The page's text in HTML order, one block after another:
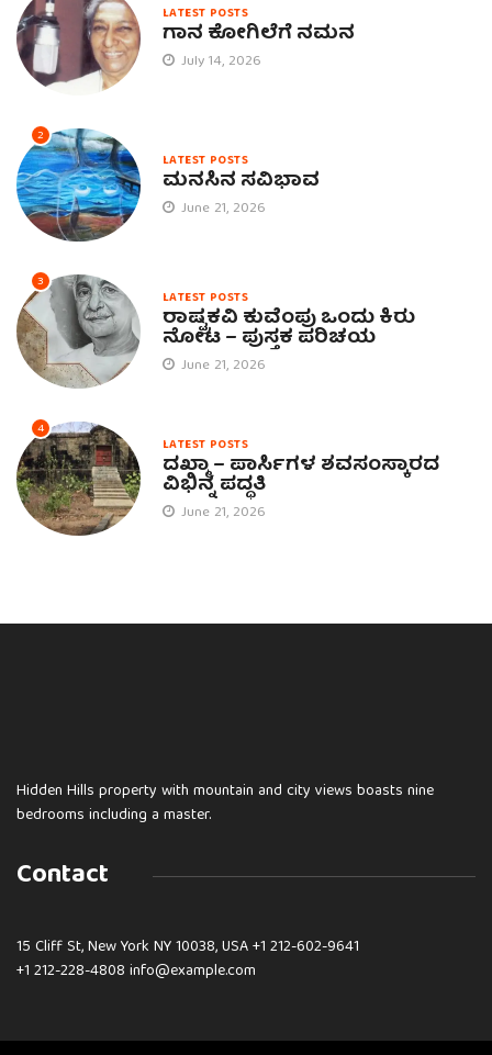
LATEST POSTS
ಗಾನ ಕೋಗಿಲೆಗೆ ನಮನ
July 14, 2026
2
LATEST POSTS
ಮನಸಿನ ಸವಿಭಾವ
June 21, 2026
3
LATEST POSTS
ರಾಷ್ಟ್ರಕವಿ ಕುವೆಂಪು ಒಂದು ಕಿರು
ನೋಟ – ಪುಸ್ತಕ ಪರಿಚಯ
June 21, 2026
4
LATEST POSTS
ದಖ್ಮಾ – ಪಾರ್ಸಿಗಳ ಶವಸಂಸ್ಕಾರದ
ವಿಭಿನ್ನ ಪದ್ಧತಿ
June 21, 2026
Hidden Hills property with mountain and city views boasts nine
bedrooms including a master.
Contact
15 Cliff St, New York NY 10038, USA+1 212-602-9641
+1 212-228-4808 info@example.com